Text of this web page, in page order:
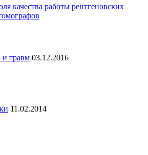
качества работы рентгеновских
травм 03.12.2016
11.02.2014